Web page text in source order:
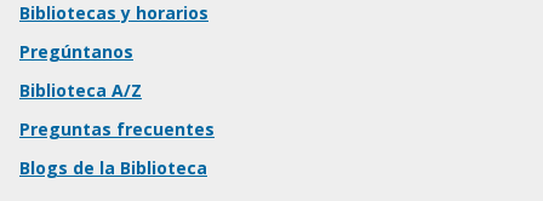
Bibliotecas y horarios
Pregúntanos
Biblioteca A/Z
Preguntas frecuentes
Blogs de la Biblioteca